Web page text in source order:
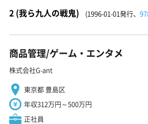
2 (我ら九人の戦鬼) (1996-01-01発行、
商品管理/ゲーム・エンタメ
株式会社G-ant
東京都 豊島区
年収312万円～500万円
正社員